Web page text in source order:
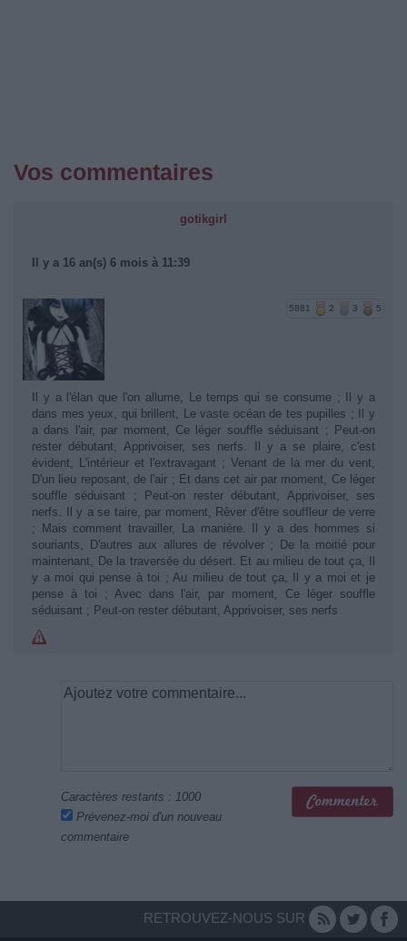
Vos commentaires
gotikgirl
Il y a 16 an(s) 6 mois à 11:39
5881 2 3 5
Il y a l'élan que l'on allume, Le temps qui se consume ; Il y a
dans mes yeux, qui brillent, Le vaste océan de tes pupilles ; Il y
a dans l'air, par moment, Ce léger souffle séduisant ; Peut-on
rester débutant, Apprivoiser, ses nerfs. Il y a se plaire, c'est
évident, L'intérieur et l'extravagant ; Venant de la mer du vent,
D'un lieu reposant, de l'air ; Et dans cet air par moment, Ce léger
souffle séduisant ; Peut-on rester débutant, Apprivoiser, ses
nerfs. Il y a se taire, par moment, Rêver d'être souffleur de verre
; Mais comment travailler, La manière. Il y a des hommes si
souriants, D'autres aux allures de révolver ; De la moitié pour
maintenant, De la traversée du désert. Et au milieu de tout ça, Il
y a moi qui pense à toi ; Au milieu de tout ça, Il y a moi et je
pense à toi ; Avec dans l'air, par moment, Ce léger souffle
séduisant ; Peut-on rester débutant, Apprivoiser, ses nerfs
Caractères restants : 1000
Prévenez-moi d'un nouveau
commentaire
RETROUVEZ-NOUS SUR